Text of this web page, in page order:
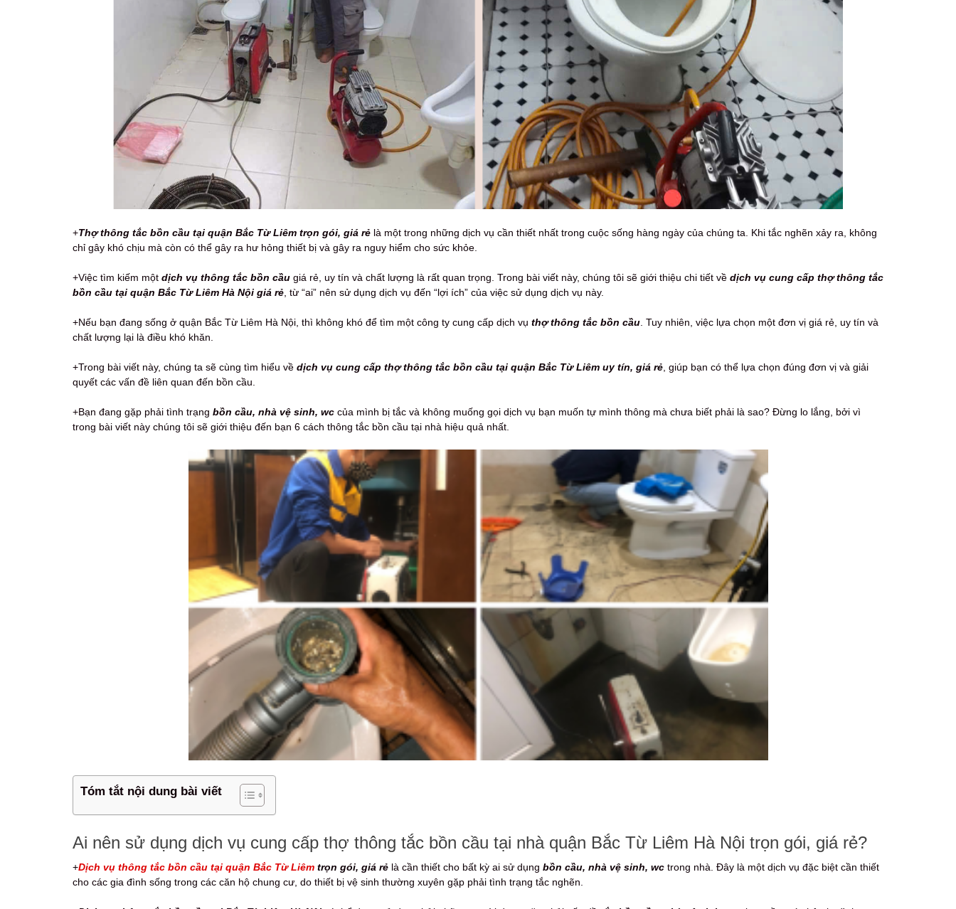
+Thợ thông tắc bồn cầu tại quận Bắc Từ Liêm trọn gói, giá rẻ là một trong những dịch vụ cần thiết nhất trong cuộc sống hàng ngày của chúng ta. Khi tắc nghẽn xảy ra, không
chỉ gây khó chịu mà còn có thể gây ra hư hỏng thiết bị và gây ra nguy hiểm cho sức khỏe.
+Việc tìm kiếm một dịch vụ thông tắc bồn cầu giá rẻ, uy tín và chất lượng là rất quan trọng. Trong bài viết này, chúng tôi sẽ giới thiệu chi tiết về dịch vụ cung cấp thợ thông tắc
bồn cầu tại quận Bắc Từ Liêm Hà Nội giá rẻ , từ “ai” nên sử dụng dịch vụ đến “lợi ích” của việc sử dụng dịch vụ này.
+Nếu bạn đang sống ở quận Bắc Từ Liêm Hà Nội, thì không khó để tìm một công ty cung cấp dịch vụ thợ thông tắc bồn cầu . Tuy nhiên, việc lựa chọn một đơn vị giá rẻ, uy tín và
chất lượng lại là điều khó khăn.
+Trong bài viết này, chúng ta sẽ cùng tìm hiểu về dịch vụ cung cấp thợ thông tắc bồn cầu tại quận Bắc Từ Liêm uy tín, giá rẻ , giúp bạn có thể lựa chọn đúng đơn vị và giải
quyết các vấn đề liên quan đến bồn cầu.
+Bạn đang gặp phải tình trạng bồn cầu, nhà vệ sinh, wc của mình bị tắc và không muống gọi dịch vụ bạn muốn tự mình thông mà chưa biết phải là sao? Đừng lo lắng, bởi vì
trong bài viết này chúng tôi sẽ giới thiệu đến bạn 6 cách thông tắc bồn cầu tại nhà hiệu quả nhất.
Tóm tắt nội dung bài viết
Ai nên sử dụng dịch vụ cung cấp thợ thông tắc bồn cầu tại nhà quận Bắc Từ Liêm Hà Nội trọn gói, giá rẻ?
+Dịch vụ thông tắc bồn cầu tại quận Bắc Từ Liêm trọn gói, giá rẻ là cần thiết cho bất kỳ ai sử dụng bồn cầu, nhà vệ sinh, wc trong nhà. Đây là một dịch vụ đặc biệt cần thiết
cho các gia đình sống trong các căn hộ chung cư, do thiết bị vệ sinh thường xuyên gặp phải tình trạng tắc nghẽn.